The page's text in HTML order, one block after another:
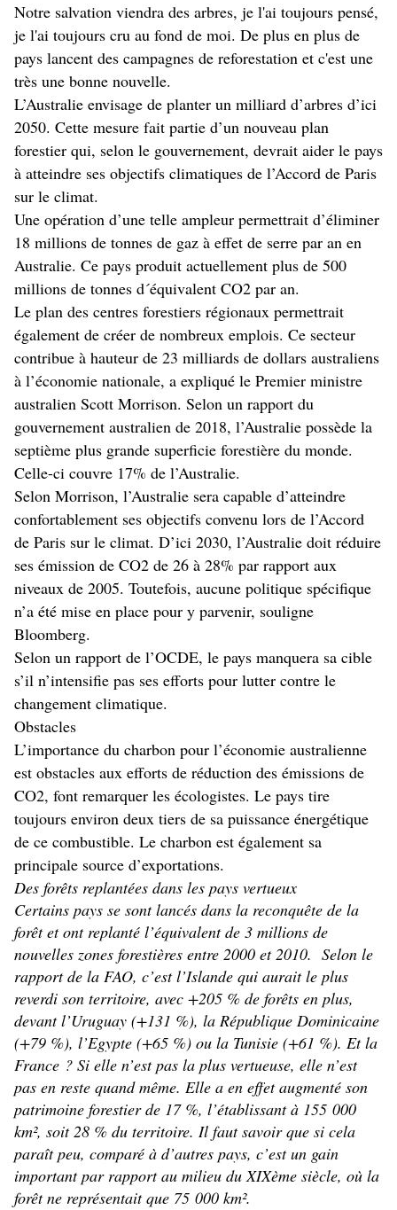
Notre salvation viendra des arbres, je l'ai toujours pensé,
je l'ai toujours cru au fond de moi. De plus en plus de
pays lancent des campagnes de reforestation et c'est une
très une bonne nouvelle.
L’Australie envisage de planter un milliard d’arbres d’ici
2050. Cette mesure fait partie d’un nouveau plan
forestier qui, selon le gouvernement, devrait aider le pays
à atteindre ses objectifs climatiques de l’Accord de Paris
sur le climat.
Une opération d’une telle ampleur permettrait d’éliminer
18 millions de tonnes de gaz à effet de serre par an en
Australie. Ce pays produit actuellement plus de 500
millions de tonnes d´équivalent CO2 par an.
Le plan des centres forestiers régionaux permettrait
également de créer de nombreux emplois. Ce secteur
contribue à hauteur de 23 milliards de dollars australiens
à l’économie nationale, a expliqué le Premier ministre
australien Scott Morrison. Selon un rapport du
gouvernement australien de 2018, l’Australie possède la
septième plus grande superficie forestière du monde.
Celle-ci couvre 17% de l’Australie.
Selon Morrison, l’Australie sera capable d’atteindre
confortablement ses objectifs convenu lors de l’Accord
de Paris sur le climat. D’ici 2030, l’Australie doit réduire
ses émission de CO2 de 26 à 28% par rapport aux
niveaux de 2005. Toutefois, aucune politique spécifique
n’a été mise en place pour y parvenir, souligne
Bloomberg.
Selon un rapport de l’OCDE, le pays manquera sa cible
s’il n’intensifie pas ses efforts pour lutter contre le
changement climatique.
Obstacles
L’importance du charbon pour l’économie australienne
est obstacles aux efforts de réduction des émissions de
CO2, font remarquer les écologistes. Le pays tire
toujours environ deux tiers de sa puissance énergétique
de ce combustible. Le charbon est également sa
principale source d’exportations.
Des forêts replantées dans les pays vertueux
Certains pays se sont lancés dans la reconquête de la
forêt et ont replanté l’équivalent de 3 millions de
nouvelles zones forestières entre 2000 et 2010. Selon le
rapport de la FAO, c’est l’Islande qui aurait le plus
reverdi son territoire, avec +205 % de forêts en plus,
devant l’Uruguay (+131 %), la République Dominicaine
(+79 %), l’Egypte (+65 %) ou la Tunisie (+61 %). Et la
France ? Si elle n’est pas la plus vertueuse, elle n’est
pas en reste quand même. Elle a en effet augmenté son
patrimoine forestier de 17 %, l’établissant à 155 000
km², soit 28 % du territoire. Il faut savoir que si cela
paraît peu, comparé à d’autres pays, c’est un gain
important par rapport au milieu du XIXème siècle, où la
forêt ne représentait que 75 000 km².